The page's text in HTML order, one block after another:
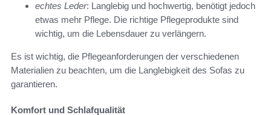
echtes Leder: Langlebig und hochwertig, benötigt jedoch
etwas mehr Pflege. Die richtige Pflegeprodukte sind
wichtig, um die Lebensdauer zu verlängern.
Es ist wichtig, die Pflegeanforderungen der verschiedenen
Materialien zu beachten, um die Langlebigkeit des Sofas zu
garantieren.
Komfort und Schlafqualität